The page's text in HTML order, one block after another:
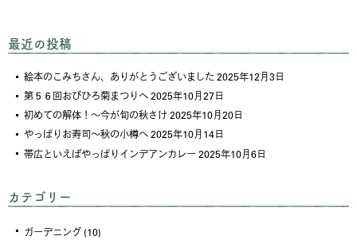
最近の投稿
絵本のこみちさん、ありがとうございました 2025年12月3日
第５６回おびひろ菊まつりへ2025年10月27日
初めての解体！～今が旬の秋さけ2025年10月20日
やっぱりお寿司～秋の小樽へ2025年10月14日
帯広といえばやっぱりインデアンカレー2025年10月6日
カテゴリー
ガーデニング (10)